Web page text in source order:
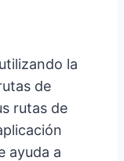
la
de
rutas de
ayuda a